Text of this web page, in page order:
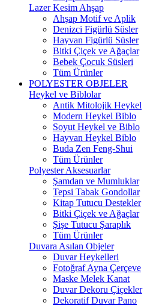
Lazer Kesim Ahşap
Ahşap Motif ve Aplik
Denizci Figürlü Süsler
Hayvan Figürlü Süsler
Bitki Çiçek ve Ağaçlar
Bebek Çocuk Süsleri
Tüm Ürünler
POLYESTER OBJELER
Heykel ve Biblolar
Antik Mitolojik Heykel
Modern Heykel Biblo
Soyut Heykel ve Biblo
Hayvan Heykel Biblo
Buda Zen Feng-Shui
Tüm Ürünler
Polyester Aksesuarlar
Şamdan ve Mumluklar
Tepsi Tabak Gondollar
Kitap Tutucu Destekler
Bitki Çiçek ve Ağaçlar
Şişe Tutucu Şaraplık
Tüm Ürünler
Duvara Asılan Objeler
Duvar Heykelleri
Fotoğraf Ayna Çerçeve
Maske Melek Kanat
Duvar Dekoru Çiçekler
Dekoratif Duvar Pano